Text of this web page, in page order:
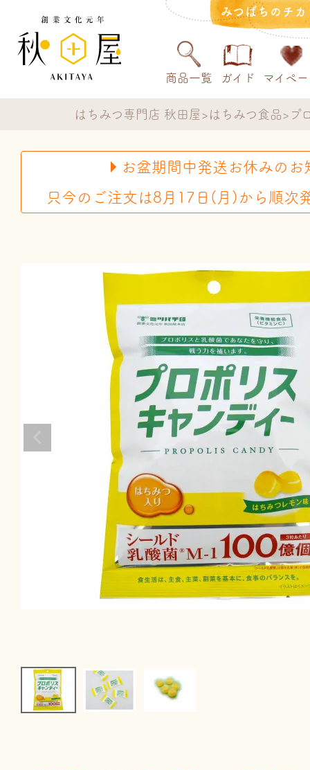
みつばちのチ
商品一覧 ガイド マイペ
はちみつ専門店 秋田屋 はちみつ食品 プ
お盆期間中発送お休みのお
只今のご注文は8月17日(月)から順次